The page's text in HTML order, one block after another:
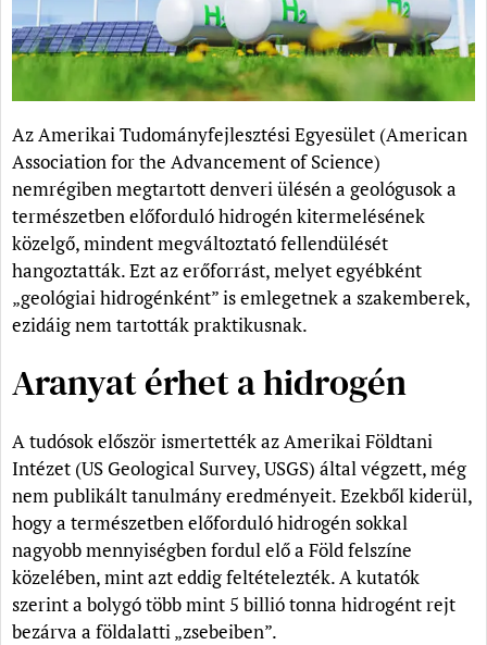
Az Amerikai Tudományfejlesztési Egyesület (American
Association for the Advancement of Science)
nemrégiben megtartott denveri ülésén a geológusok a
természetben előforduló hidrogén kitermelésének
közelgő, mindent megváltoztató fellendülését
hangoztatták. Ezt az erőforrást, melyet egyébként
„geológiai hidrogénként” is emlegetnek a szakemberek,
ezidáig nem tartották praktikusnak.
Aranyat érhet a hidrogén
A tudósok először ismertették az Amerikai Földtani
Intézet (US Geological Survey, USGS) által végzett, még
nem publikált tanulmány eredményeit. Ezekből kiderül,
hogy a természetben előforduló hidrogén sokkal
nagyobb mennyiségben fordul elő a Föld felszíne
közelében, mint azt eddig feltételezték. A kutatók
szerint a bolygó több mint 5 billió tonna hidrogént rejt
bezárva a földalatti „zsebeiben”.